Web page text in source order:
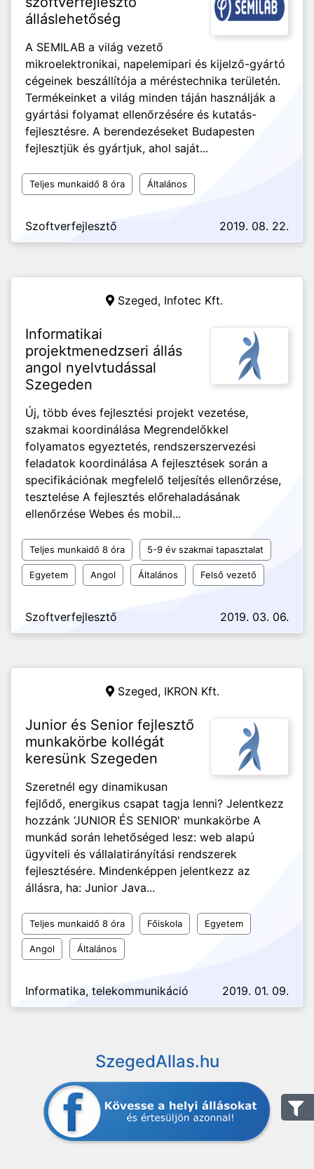
álláslehetőség
A SEMILAB a világ vezető
mikroelektronikai, napelemipari és kijelző-gyártó
cégeinek beszállítója a méréstechnika területén.
Termékeinket a világ minden táján használják a
gyártási folyamat ellenőrzésére és kutatás-
fejlesztésre. A berendezéseket Budapesten
fejlesztjük és gyártjuk, ahol saját...
Teljes munkaidő 8 óra Általános
Szoftverfejlesztő 2019. 08. 22.
Szeged, Infotec Kft.
Informatikai
projektmenedzseri állás
angol nyelvtudással
Szegeden
Új, több éves fejlesztési projekt vezetése,
szakmai koordinálása Megrendelőkkel
folyamatos egyeztetés, rendszerszervezési
feladatok koordinálása A fejlesztések során a
specifikációnak megfelelő teljesítés ellenőrzése,
tesztelése A fejlesztés előrehaladásának
ellenőrzése Webes és mobil...
Teljes munkaidő 8 óra 5-9 év szakmai tapasztalat
Egyetem Angol Általános Felső vezető
Szoftverfejlesztő 2019. 03. 06.
Szeged, IKRON Kft.
Junior és Senior fejlesztő
munkakörbe kollégát
keresünk Szegeden
Szeretnél egy dinamikusan
fejlődő, energikus csapat tagja lenni? Jelentkezz
hozzánk ‘JUNIOR ÉS SENIOR' munkakörbe A
munkád során lehetőséged lesz: web alapú
ügyviteli és vállalatirányítási rendszerek
fejlesztésére. Mindenképpen jelentkezz az
állásra, ha: Junior Java...
Teljes munkaidő 8 óra Főiskola Egyetem
Angol Általános
Informatika, telekommunikáció 2019. 01. 09.
SzegedAllas.hu